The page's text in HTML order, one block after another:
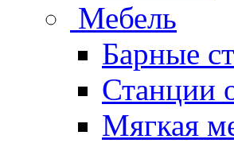
Мебель
Барные
Станции
Мягкая